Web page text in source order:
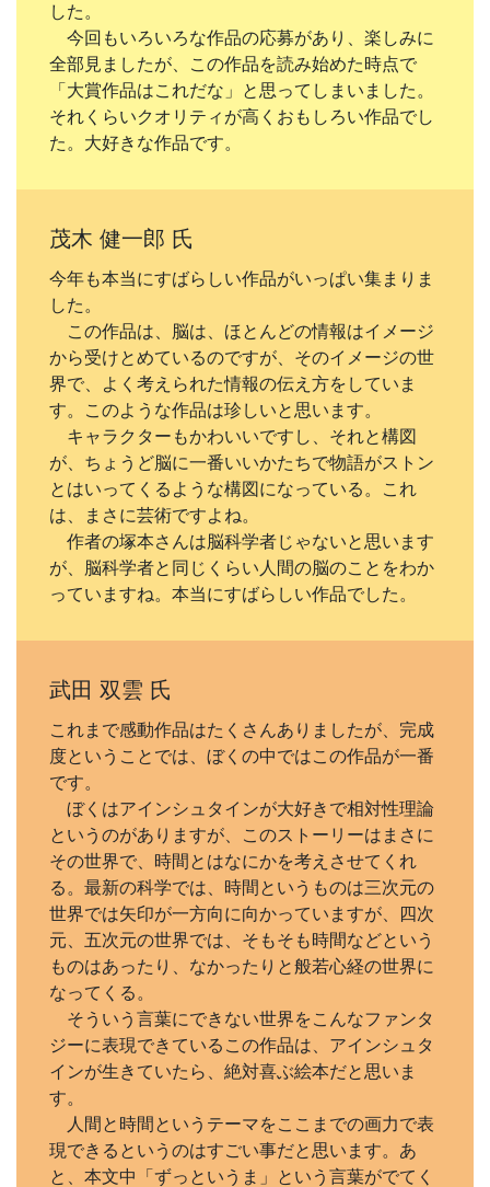
した。
今回もいろいろな作品の応募があり、楽しみに
全部見ましたが、この作品を読み始めた時点で
「大賞作品はこれだな」と思ってしまいました。
それくらいクオリティが高くおもしろい作品でし
た。大好きな作品です。
茂木 健一郎 氏
今年も本当にすばらしい作品がいっぱい集まりま
した。
この作品は、脳は、ほとんどの情報はイメージ
から受けとめているのですが、そのイメージの世
界で、よく考えられた情報の伝え方をしていま
す。このような作品は珍しいと思います。
キャラクターもかわいいですし、それと構図
が、ちょうど脳に一番いいかたちで物語がストン
とはいってくるような構図になっている。これ
は、まさに芸術ですよね。
作者の塚本さんは脳科学者じゃないと思います
が、脳科学者と同じくらい人間の脳のことをわか
っていますね。本当にすばらしい作品でした。
武田 双雲 氏
これまで感動作品はたくさんありましたが、完成
度ということでは、ぼくの中ではこの作品が一番
です。
ぼくはアインシュタインが大好きで相対性理論
というのがありますが、このストーリーはまさに
その世界で、時間とはなにかを考えさせてくれ
る。最新の科学では、時間というものは三次元の
世界では矢印が一方向に向かっていますが、四次
元、五次元の世界では、そもそも時間などという
ものはあったり、なかったりと般若心経の世界に
なってくる。
そういう言葉にできない世界をこんなファンタ
ジーに表現できているこの作品は、アインシュタ
インが生きていたら、絶対喜ぶ絵本だと思いま
す。
人間と時間というテーマをここまでの画力で表
現できるというのはすごい事だと思います。あ
と、本文中「ずっというま」という言葉がでてく